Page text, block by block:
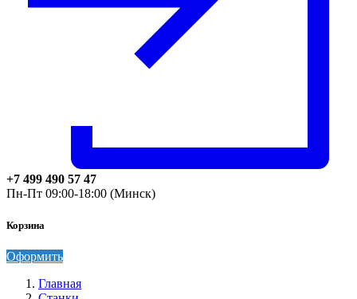
+7 499 490 57 47
Пн-Пт 09:00-18:00 (Минск)
Корзина
Оформить
Главная